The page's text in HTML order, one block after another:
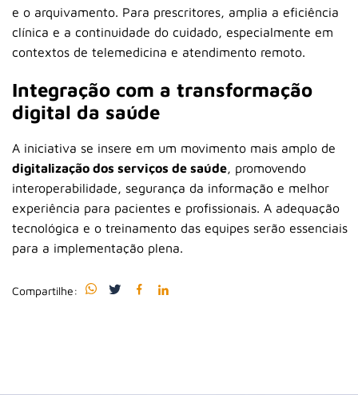
e o arquivamento. Para prescritores, amplia a eficiência
clínica e a continuidade do cuidado, especialmente em
contextos de telemedicina e atendimento remoto.
Integração com a transformação
digital da saúde
A iniciativa se insere em um movimento mais amplo de
digitalização dos serviços de saúde, promovendo
interoperabilidade, segurança da informação e melhor
experiência para pacientes e profissionais. A adequação
tecnológica e o treinamento das equipes serão essenciais
para a implementação plena.
Compartilhe: